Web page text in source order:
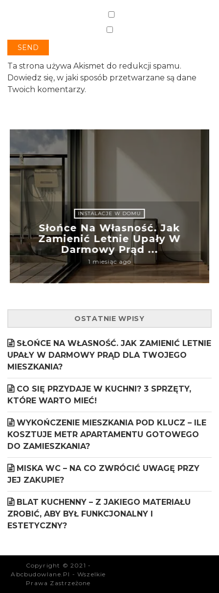
Ta strona używa Akismet do redukcji spamu.
Dowiedz się, w jaki sposób przetwarzane są dane
Twoich komentarzy.
INSTALACJE W DOMU
Słońce Na Własność. Jak
Zamienić Letnie Upały W
Darmowy Prąd ...
1 miesiąc ago
OSTATNIE WPISY
SŁOŃCE NA WŁASNOŚĆ. JAK ZAMIENIĆ LETNIE
UPAŁY W DARMOWY PRĄD DLA TWOJEGO
MIESZKANIA?
CO SIĘ PRZYDAJE W KUCHNI? 3 SPRZĘTY,
KTÓRE WARTO MIEĆ!
WYKOŃCZENIE MIESZKANIA POD KLUCZ – ILE
KOSZTUJE METR APARTAMENTU GOTOWEGO
DO ZAMIESZKANIA?
MISKA WC – NA CO ZWRÓCIĆ UWAGĘ PRZY
JEJ ZAKUPIE?
BLAT KUCHENNY – Z JAKIEGO MATERIAŁU
ZROBIĆ, ABY BYŁ FUNKCJONALNY I
ESTETYCZNY?
Copyright © 2021 -
Abcbudowlane.pl - Wszelkie
Prawa Zastrzeżone